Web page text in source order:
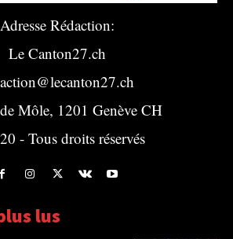
Adresse Rédaction:
Le Canton27.ch
Môle, 1201 Genève CH
- Tous droits réservés
lus